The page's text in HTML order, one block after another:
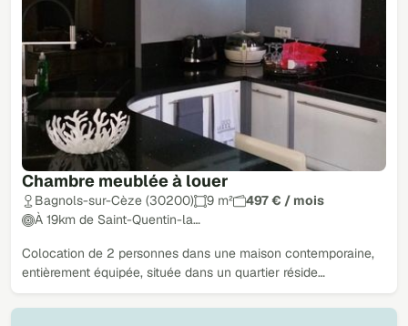
Chambre meublée à louer
Bagnols-sur-Cèze (30200) 9 m²
497 € / mois
À 19km de Saint-Quentin-la…
Colocation de 2 personnes dans une maison contemporaine,
entièrement équipée, située dans un quartier réside…